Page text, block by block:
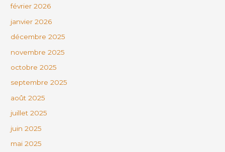
février 2026
janvier 2026
décembre 2025
novembre 2025
octobre 2025
septembre 2025
août 2025
juillet 2025
juin 2025
mai 2025